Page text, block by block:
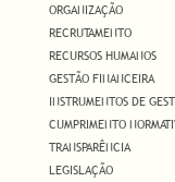
ORGANIZAÇÃO
RECRUTAMENTO
RECURSOS HUMANOS
GESTÃO FINANCEIRA
INSTRUMENTOS DE
CUMPRIMENTO
TRANSPARÊNCIA
LEGISLAÇÃO